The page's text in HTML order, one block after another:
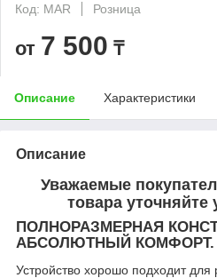
Код: MAR
Розница
от 7 500 ₸
Описание Характеристики
Описание
Уважаемые
товара
ПОЛНОРАЗМЕРНАЯ
АБСОЛЮТНЫЙ КОМФОРТ.
Устройство хорошо подходит для